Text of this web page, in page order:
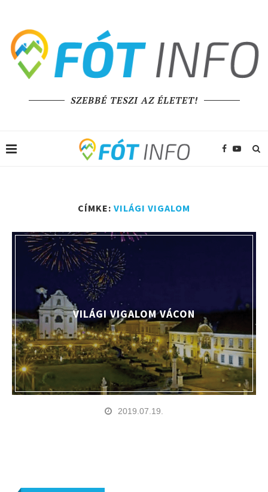
SZEBBÉ TESZI AZ ÉLETET!
CÍMKE: VILÁGI VIGALOM
VILÁGI VIGALOM VÁCON
2019.07.19.